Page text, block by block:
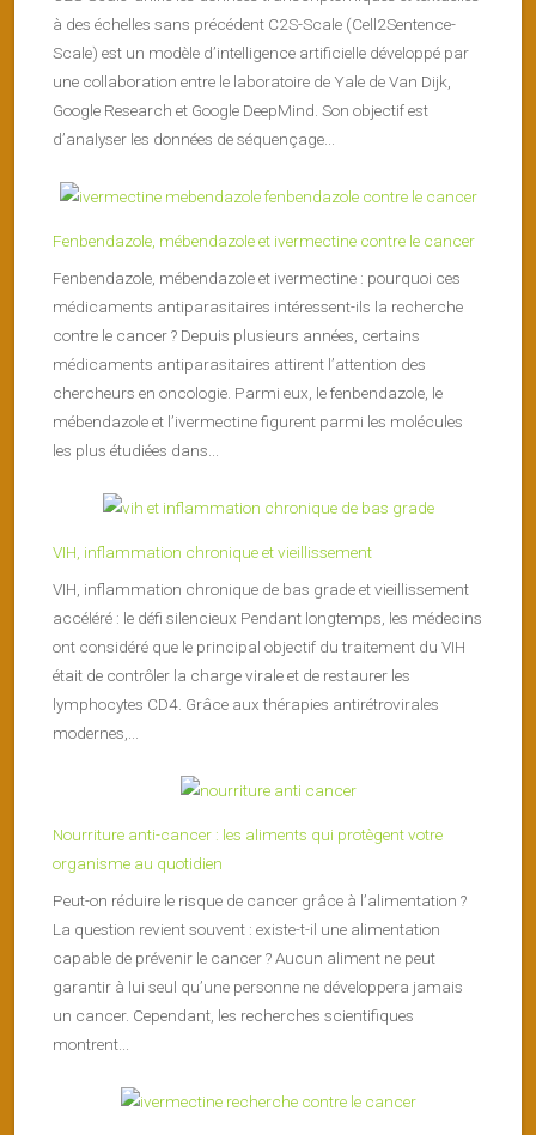
à des échelles sans précédent C2S-Scale (Cell2Sentence-
Scale) est un modèle d’intelligence artificielle développé par
une collaboration entre le laboratoire de Yale de Van Dijk,
Google Research et Google DeepMind. Son objectif est
d’analyser les données de séquençage...
Fenbendazole, mébendazole et ivermectine contre le cancer
Fenbendazole, mébendazole et ivermectine : pourquoi ces
médicaments antiparasitaires intéressent-ils la recherche
contre le cancer ? Depuis plusieurs années, certains
médicaments antiparasitaires attirent l’attention des
chercheurs en oncologie. Parmi eux, le fenbendazole, le
mébendazole et l’ivermectine figurent parmi les molécules
les plus étudiées dans...
VIH, inflammation chronique et vieillissement
VIH, inflammation chronique de bas grade et vieillissement
accéléré : le défi silencieux Pendant longtemps, les médecins
ont considéré que le principal objectif du traitement du VIH
était de contrôler la charge virale et de restaurer les
lymphocytes CD4. Grâce aux thérapies antirétrovirales
modernes,...
Nourriture anti-cancer : les aliments qui protègent votre
organisme au quotidien
Peut-on réduire le risque de cancer grâce à l’alimentation ?
La question revient souvent : existe-t-il une alimentation
capable de prévenir le cancer ? Aucun aliment ne peut
garantir à lui seul qu’une personne ne développera jamais
un cancer. Cependant, les recherches scientifiques
montrent...